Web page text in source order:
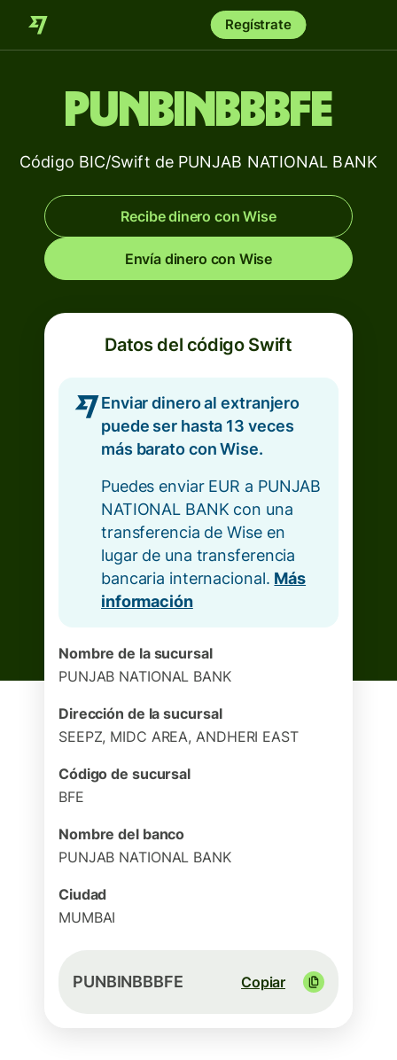
Regístrate
PUNBINBBBFE
Código BIC/Swift de PUNJAB NATIONAL BANK
Recibe dinero con Wise
Envía dinero con Wise
Datos del código Swift
Enviar dinero al extranjero
puede ser hasta 13 veces
más barato con Wise.
Puedes enviar EUR a PUNJAB
NATIONAL BANK con una
transferencia de Wise en
lugar de una transferencia
bancaria internacional. Más
información
Nombre de la sucursal
PUNJAB NATIONAL BANK
Dirección de la sucursal
SEEPZ, MIDC AREA, ANDHERI EAST
Código de sucursal
BFE
Nombre del banco
PUNJAB NATIONAL BANK
Ciudad
MUMBAI
PUNBINBBBFE Copiar